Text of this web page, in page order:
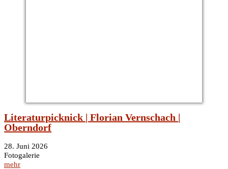
Literaturpicknick | Florian Vernschach |
Oberndorf
28. Juni 2026
Fotogalerie
mehr